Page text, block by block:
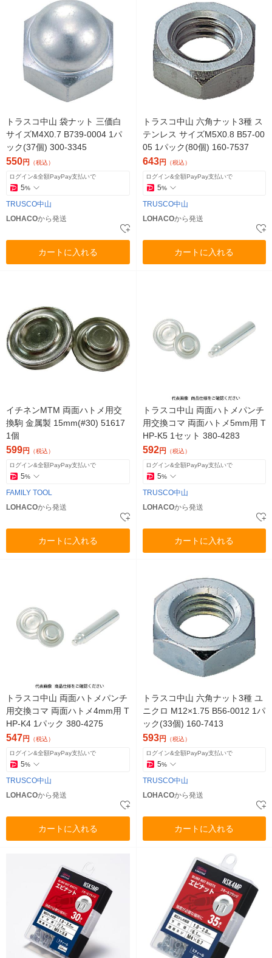
トラスコ中山 袋ナット 三価白
サイズM4X0.7 B739-0004 1パ
ック(37個) 300-3345
550円 （税込）
ログイン&全額PayPay支払いで
5%
TRUSCO中山
LOHACOから発送
カートに入れる
トラスコ中山 六角ナット3種 ス
テンレス サイズM5X0.8 B57-00
05 1パック(80個) 160-7537
643円 （税込）
ログイン&全額PayPay支払いで
5%
TRUSCO中山
LOHACOから発送
カートに入れる
イチネンMTM 両面ハトメ用交
換駒 金属製 15mm(#30) 51617
1個
599円 （税込）
ログイン&全額PayPay支払いで
5%
FAMILY TOOL
LOHACOから発送
カートに入れる
トラスコ中山 両面ハトメパンチ
用交換コマ 両面ハトメ5mm用 T
HP-K5 1セット 380-4283
592円 （税込）
ログイン&全額PayPay支払いで
5%
TRUSCO中山
LOHACOから発送
カートに入れる
トラスコ中山 両面ハトメパンチ
用交換コマ 両面ハトメ4mm用 T
HP-K4 1パック 380-4275
547円 （税込）
ログイン&全額PayPay支払いで
5%
TRUSCO中山
LOHACOから発送
カートに入れる
トラスコ中山 六角ナット3種 ユ
ニクロ M12×1.75 B56-0012 1パ
ック(33個) 160-7413
593円 （税込）
ログイン&全額PayPay支払いで
5%
TRUSCO中山
LOHACOから発送
カートに入れる